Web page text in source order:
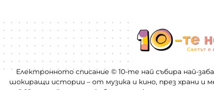
Електронното списание © 10-те най събира най-
шокиращи истории – от музика и кино, през храни и